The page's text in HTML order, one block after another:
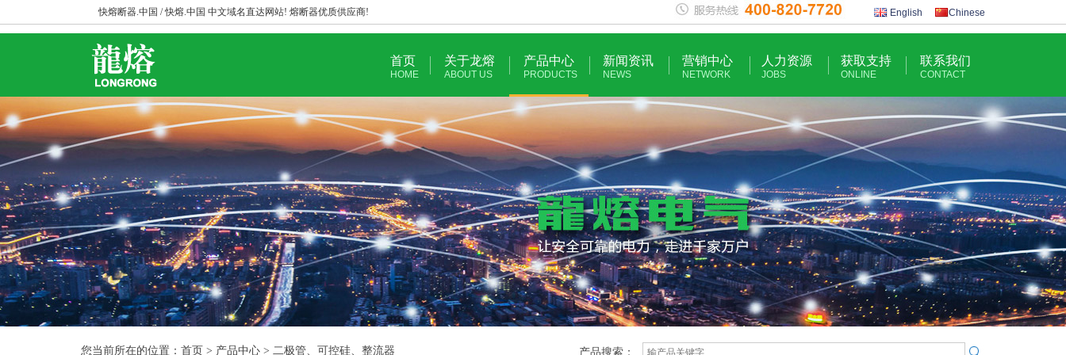
快熔断器.中国 / 快熔.中国 中文域名直达网站! 熔断器优质供应商! English Chinese
首页
HOME
关于龙熔
ABOUT US
产品中心
PRODUCTS
新闻资讯
NEWS
营销中心
NETWORK
人力资源
JOBS
获取支持
ONLINE
联系我们
CONTACT
您当前所在的位置：首页 > 产品中心 > 二极管、可控硅、整流器 产品搜索：